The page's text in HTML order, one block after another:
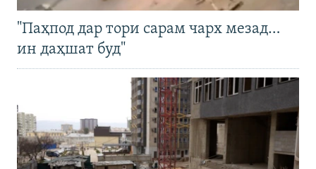
"Паҳпод дар тори сарам чарх мезад…
ин даҳшат буд"